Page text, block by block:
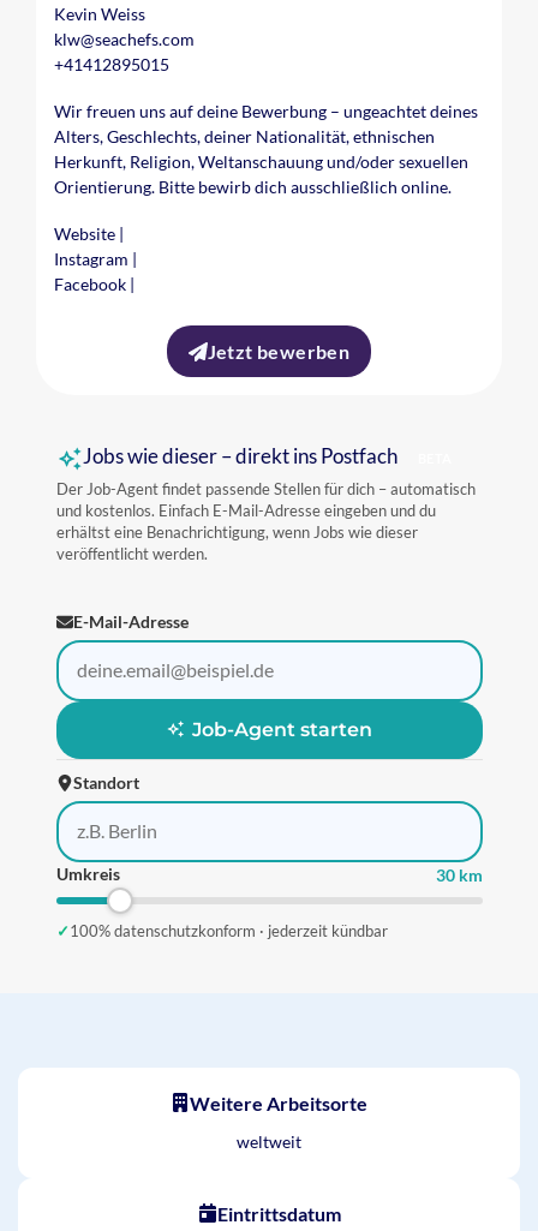
Kevin Weiss
klw@seachefs.com
+41412895015
Wir freuen uns auf deine Bewerbung – ungeachtet deines
Alters, Geschlechts, deiner Nationalität, ethnischen
Herkunft, Religion, Weltanschauung und/oder sexuellen
Orientierung. Bitte bewirb dich ausschließlich online.
Website |
Instagram |
Facebook |
Jetzt bewerben
Jobs wie dieser – direkt ins Postfach
Der Job-Agent findet passende Stellen für dich – automatisch
und kostenlos. Einfach E-Mail-Adresse eingeben und du
erhältst eine Benachrichtigung, wenn Jobs wie dieser
veröffentlicht werden.
E-Mail-Adresse
Job-Agent starten
Standort
Umkreis 30 km
✓100% datenschutzkonform · jederzeit kündbar
Weitere Arbeitsorte
weltweit
Eintrittsdatum